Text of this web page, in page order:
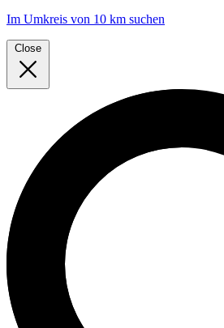
Im Umkreis von 10 km suchen
Close